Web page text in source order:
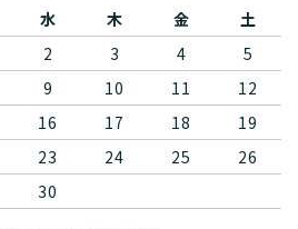
水 木 金
土
2 3 4
5
9 10 11
12
16 17 18
19
23 24 25
26
30